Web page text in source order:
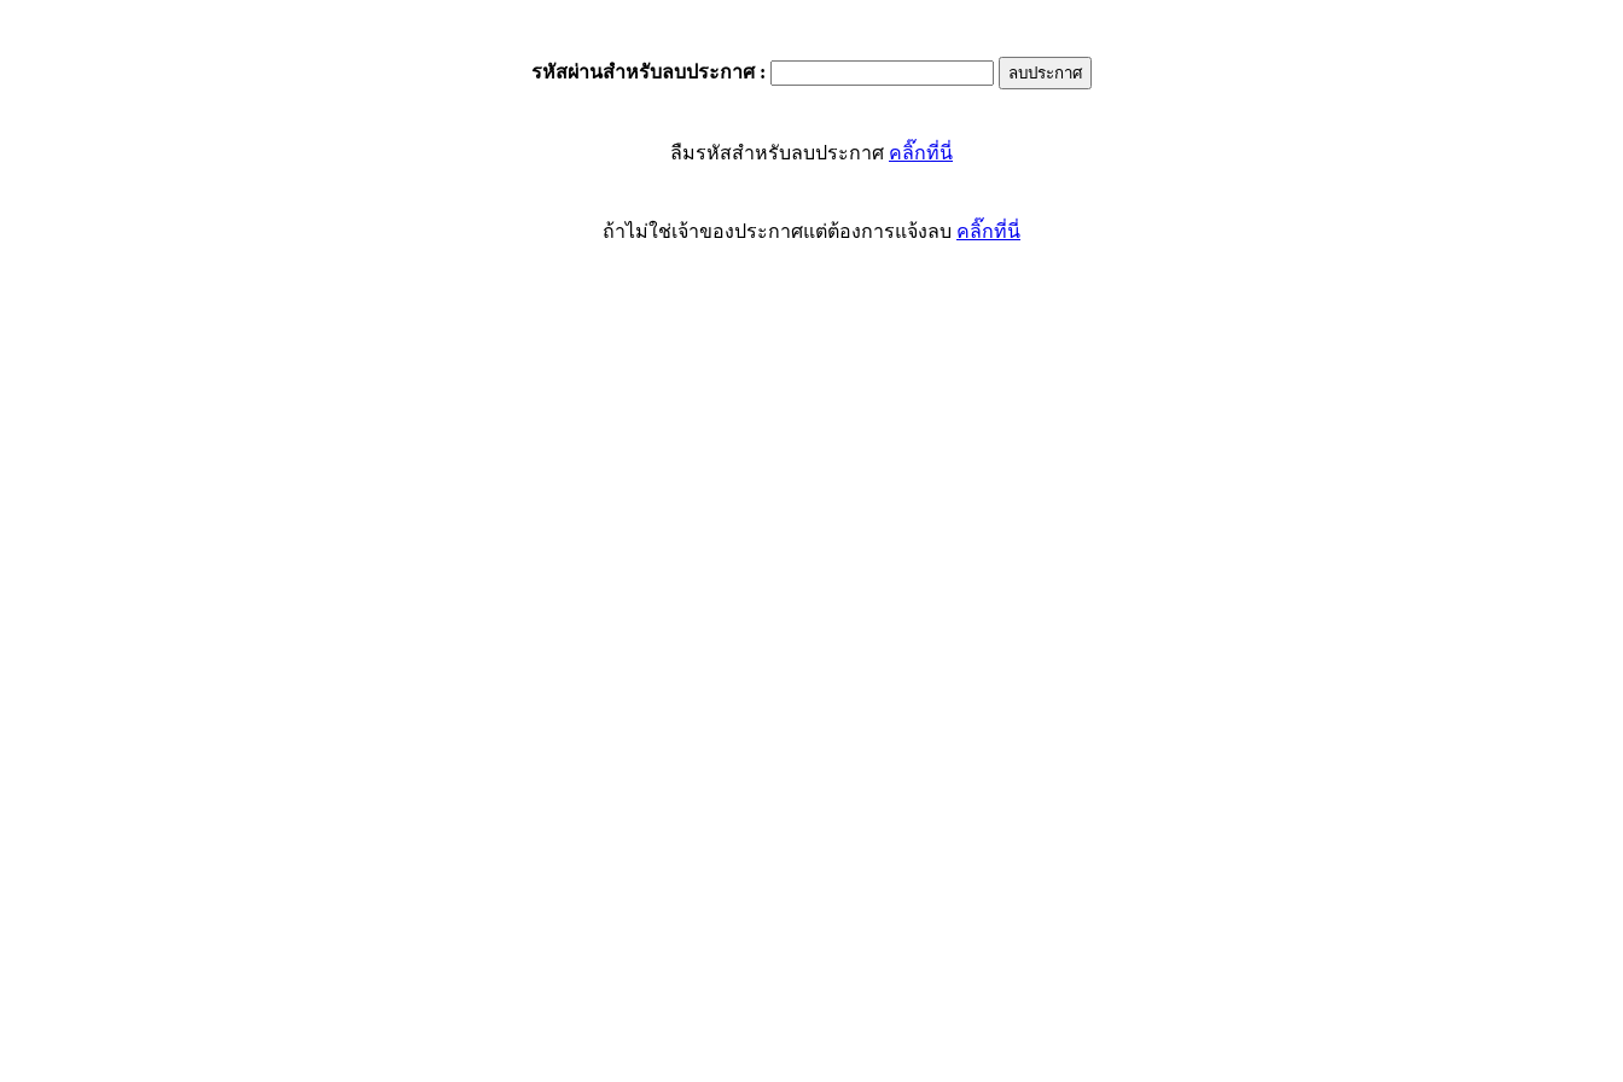
รหัสผ่านสำหรับลบประกาศ:
ลืมรหัสสำหรับลบประกาศ คลิ๊กที่นี่
ถ้าไม่ใช่เจ้าของประกาศแต่ต้องการแจ้งลบ คลิ๊กที่นี่